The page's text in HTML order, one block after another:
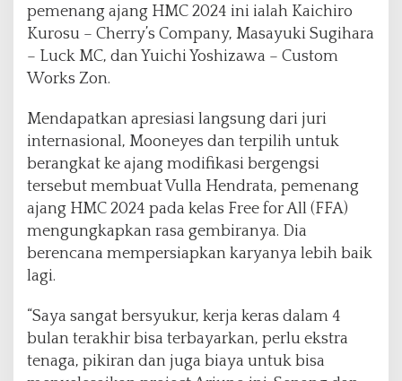
u
n
i
o
n
e
s
,
J
n
g
pemenang ajang HMC 2024 ini ialah Kaichiro
Kurosu – Cherry’s Company, Masayuki Sugihara
– Luck MC, dan Yuichi Yoshizawa – Custom
Works Zon.
Mendapatkan apresiasi langsung dari juri
internasional, Mooneyes dan terpilih untuk
berangkat ke ajang modifikasi bergengsi
tersebut membuat Vulla Hendrata, pemenang
ajang HMC 2024 pada kelas Free for All (FFA)
mengungkapkan rasa gembiranya. Dia
berencana mempersiapkan karyanya lebih baik
lagi.
“Saya sangat bersyukur, kerja keras dalam 4
bulan terakhir bisa terbayarkan, perlu ekstra
tenaga, pikiran dan juga biaya untuk bisa